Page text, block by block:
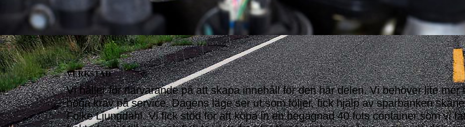
VERKSTAD
Vi håller för närvarande på att skapa innehåll för den här delen. Vi behöver lite
höga krav på service. Dagens läge ser ut som följer, fick hjälp av sparbanken
Folke Ljungdahl. Vi fick stöd för att köpa in en begagnad 40 fots container som vi